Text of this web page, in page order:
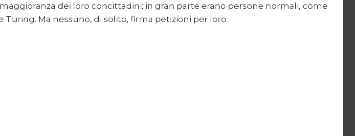
dei loro concittadini; in gran parte erano persone normali, come
Ma nessuno, di solito, firma petizioni per loro.